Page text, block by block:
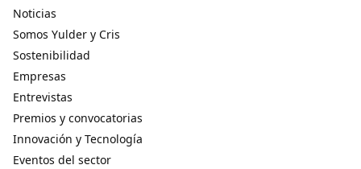
Noticias
Somos Yulder y Cris
Sostenibilidad
Empresas
Entrevistas
Premios y convocatorias
Innovación y Tecnología
Eventos del sector